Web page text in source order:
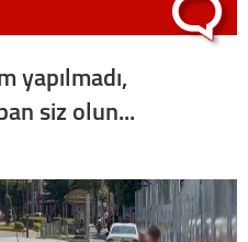
yapılmadı,
siz olun...